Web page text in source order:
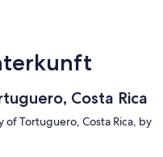
Costa Rica
Tortuguero, Costa Rica, by